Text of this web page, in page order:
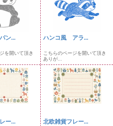
ン...
を開いて頂き
ハンコ風 アラ...
こちらのページを開いて頂き
ありが...
ー... 北欧雑貨フレー...